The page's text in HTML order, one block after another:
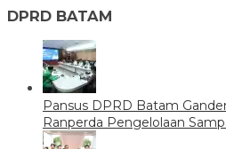
DPRD BATAM
Pansus DPRD Batam
Ranperda Pengelolaan